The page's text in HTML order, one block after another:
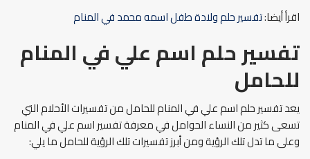
اقرأ أيضا:تفسير حلم ولادة طفل اسمه محمد في المنام
تفسير حلم اسم علي في المنام
للحامل
يعد تفسير حلم اسم علي في المنام للحامل من تفسيرات الأحلام التي
تسعى كثير من النساء الحوامل في معرفة تفسير اسم علي في المنام
وعلى ما تدل تلك الرؤية ومن أبرز تفسيرات تلك الرؤية للحامل ما يلي: